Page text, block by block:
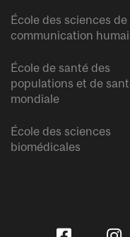
École des sciences de
communication
École de santé des
populations et de
mondiale
École des sciences
biomédicales